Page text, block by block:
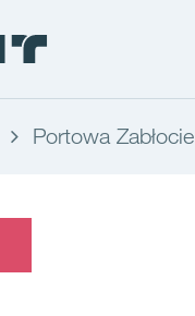
Portowa Zabłocie